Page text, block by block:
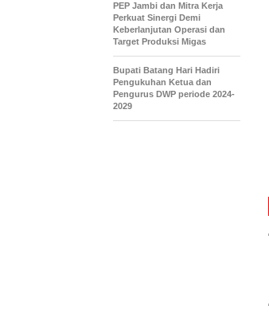
PEP Jambi dan Mitra Kerja
Perkuat Sinergi Demi
Keberlanjutan Operasi dan
Target Produksi Migas
Bupati Batang Hari Hadiri
Pengukuhan Ketua dan
Pengurus DWP periode 2024-
2029